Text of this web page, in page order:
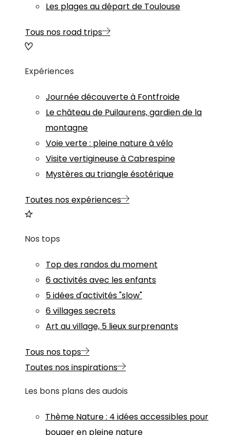
Les plages au départ de Toulouse
Tous nos road trips
Expériences
Journée découverte à Fontfroide
Le château de Puilaurens, gardien de la
montagne
Voie verte : pleine nature à vélo
Visite vertigineuse à Cabrespine
Mystères au triangle ésotérique
Toutes nos expériences
Nos tops
Top des randos du moment
6 activités avec les enfants
5 idées d'activités "slow"
6 villages secrets
Art au village, 5 lieux surprenants
Tous nos tops
Toutes nos inspirations
Les bons plans des audois
Thème Nature: 4 idées accessibles pour
bouger en pleine nature